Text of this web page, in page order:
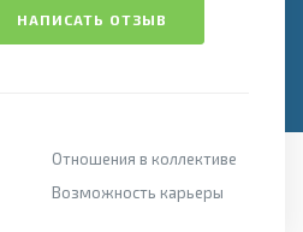
НАПИСАТЬ ОТЗЫВ
Отношения в коллективе
Возможность карьеры